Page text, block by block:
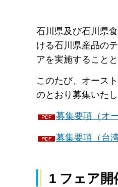
石川県及び石川県
ける石川県産品の
アを実施すること
このたび、オース
のとおり募集いた
募集要項（オ
募集要項（台
1 フェア開